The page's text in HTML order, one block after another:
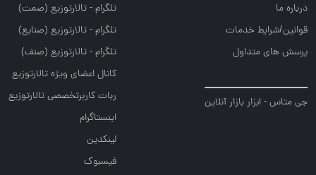
درباره ما
قوانین/شرایط خدمات
پرسش های متداول
جی متاس - ابزار بازار آنلاین
تلگرام - تالارتوزيع (صمت)
تلگرام - تالارتوزيع (صنايع)
تلگرام - تالارتوزیع (صنف)
کانال اعضای ویژه تالارتوزیع
ربات کاربرتخصصی تالارتوزیع
اینستاگرام
لینکدین
فیسبوک